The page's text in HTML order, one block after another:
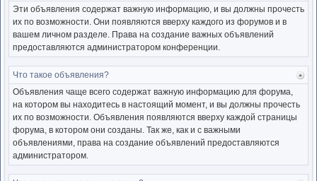
к
Эти объявления содержат важную информацию, и вы должны прочесть
их по возможности. Они появляются вверху каждого из форумов и в
вашем личном разделе. Права на создание важных объявлений
предоставляются администратором конференции.
Что такое объявления?
Объявления чаще всего содержат важную информацию для форума,
на котором вы находитесь в настоящий момент, и вы должны прочесть
их по возможности. Объявления появляются вверху каждой страницы
форума, в котором они созданы. Так же, как и с важными
объявлениями, права на создание объявлений предоставляются
администратором.